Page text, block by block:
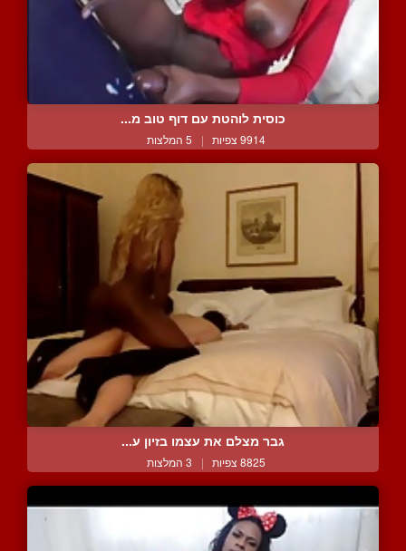
כוסית לוהטת עם דוף טוב מ...
9914 צפיות | 5 המלצות
גבר מצלם את עצמו בזיון ע...
8825 צפיות | 3 המלצות